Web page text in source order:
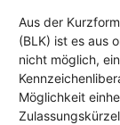
Aus der
(BLK) ist es aus
nicht möglich,
Möglichkeit